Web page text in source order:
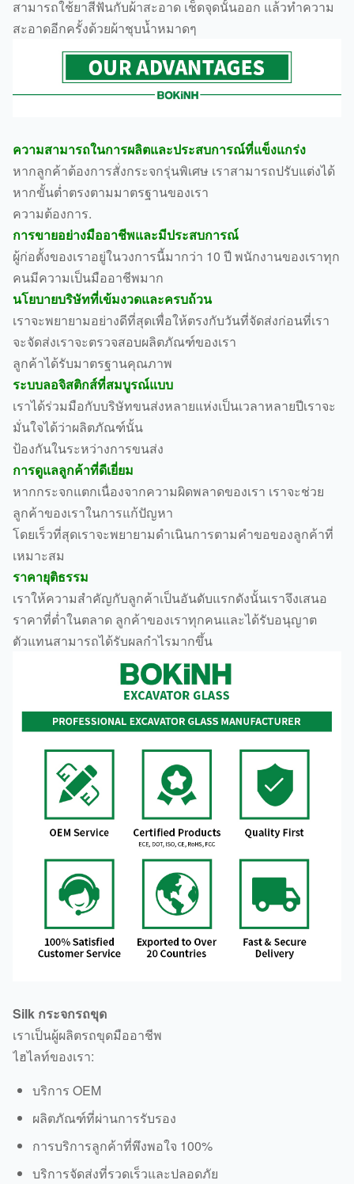
สามารถใช้ยาสีฟันกับผ้าสะอาด เช็ดจุดนั้นออก แล้วทำความ
สะอาดอีกครั้งด้วยผ้าชุบน้ำหมาดๆ
ความสามารถในการผลิตและประสบการณ์ที่แข็งแกร่ง
หากลูกค้าต้องการสั่งกระจกรุ่นพิเศษ เราสามารถปรับแต่งได้
หากขั้นต่ำตรงตามมาตรฐานของเรา
ความต้องการ.
การขายอย่างมืออาชีพและมีประสบการณ์
ผู้ก่อตั้งของเราอยู่ในวงการนี้มากว่า 10 ปี พนักงานของเราทุก
คนมีความเป็นมืออาชีพมาก
นโยบายบริษัทที่เข้มงวดและครบถ้วน
เราจะพยายามอย่างดีที่สุดเพื่อให้ตรงกับวันที่จัดส่งก่อนที่เรา
จะจัดส่งเราจะตรวจสอบผลิตภัณฑ์ของเรา
ลูกค้าได้รับมาตรฐานคุณภาพ
ระบบลอจิสติกส์ที่สมบูรณ์แบบ
เราได้ร่วมมือกับบริษัทขนส่งหลายแห่งเป็นเวลาหลายปีเราจะ
มั่นใจได้ว่าผลิตภัณฑ์นั้น
ป้องกันในระหว่างการขนส่ง
การดูแลลูกค้าที่ดีเยี่ยม
หากกระจกแตกเนื่องจากความผิดพลาดของเรา เราจะช่วย
ลูกค้าของเราในการแก้ปัญหา
โดยเร็วที่สุดเราจะพยายามดำเนินการตามคำขอของลูกค้าที่
เหมาะสม
ราคายุติธรรม
เราให้ความสำคัญกับลูกค้าเป็นอันดับแรกดังนั้นเราจึงเสนอ
ราคาที่ต่ำในตลาด ลูกค้าของเราทุกคนและได้รับอนุญาต
ตัวแทนสามารถได้รับผลกำไรมากขึ้น
Silk กระจกรถขุด
เราเป็นผู้ผลิตรถขุดมืออาชีพ
ไฮไลท์ของเรา:
บริการ OEM
ผลิตภัณฑ์ที่ผ่านการรับรอง
การบริการลูกค้าที่พึงพอใจ 100%
บริการจัดส่งที่รวดเร็วและปลอดภัย